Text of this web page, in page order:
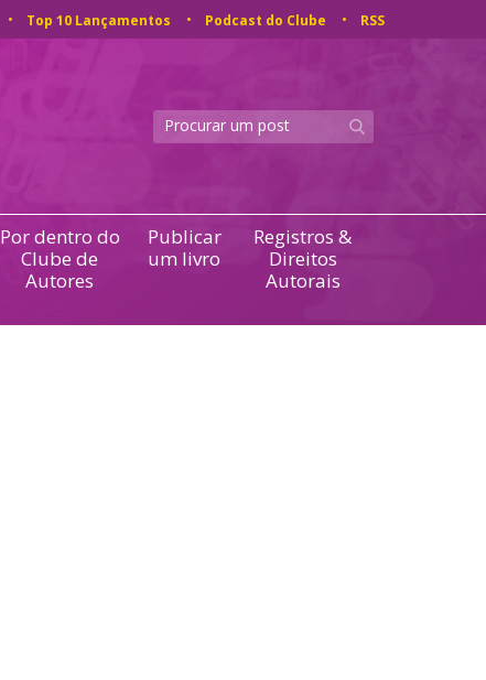
Top 10 Lançamentos Podcast do Clube RSS
Por dentro do
Clube de
Autores
Publicar
um livro
Registros &
Direitos
Autorais